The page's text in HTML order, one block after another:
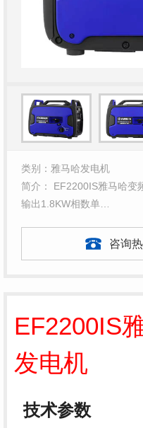
类别：雅马哈发电机
简介： EF2200IS雅马哈变
输出1.8KW相数单…
咨询热
EF2200IS
发电机
技术参数